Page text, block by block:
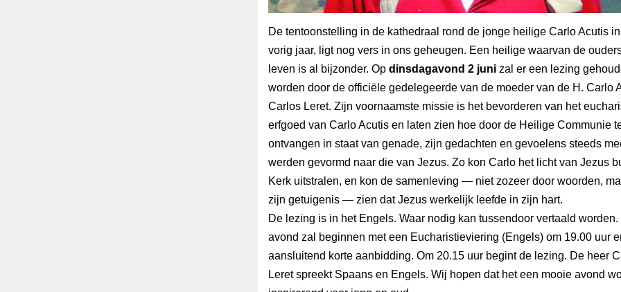
De tentoonstelling in de kathedraal rond de jonge heilige Carlo Acutis
vorig jaar, ligt nog vers in ons geheugen. Een heilige waarvan de
leven is al bijzonder. Op dinsdagavond 2 juni zal er een lezing
worden door de officiële gedelegeerde van de moeder van de H. Carlo
Carlos Leret. Zijn voornaamste missie is het bevorderen van het
erfgoed van Carlo Acutis en laten zien hoe door de Heilige Communie
ontvangen in staat van genade, zijn gedachten en gevoelens steeds
werden gevormd naar die van Jezus. Zo kon Carlo het licht van Jezus
Kerk uitstralen, en kon de samenleving — niet zozeer door woorden,
zijn getuigenis — zien dat Jezus werkelijk leefde in zijn hart.
De lezing is in het Engels. Waar nodig kan tussendoor vertaald worden.
avond zal beginnen met een Eucharistieviering (Engels) om 19.00 uur
aansluitend korte aanbidding. Om 20.15 uur begint de lezing. De heer
Leret spreekt Spaans en Engels. Wij hopen dat het een mooie avond